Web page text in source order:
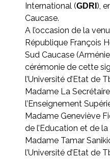
International (GDRI ),
Caucase.
A l’occasion de la
République François
Sud Caucase
cérémonie de cette
l’Université d’Etat de
Madame La
l’Enseignement
Madame Geneviève
de l’Education et de
Madame Tamar
l’Université d’Etat de